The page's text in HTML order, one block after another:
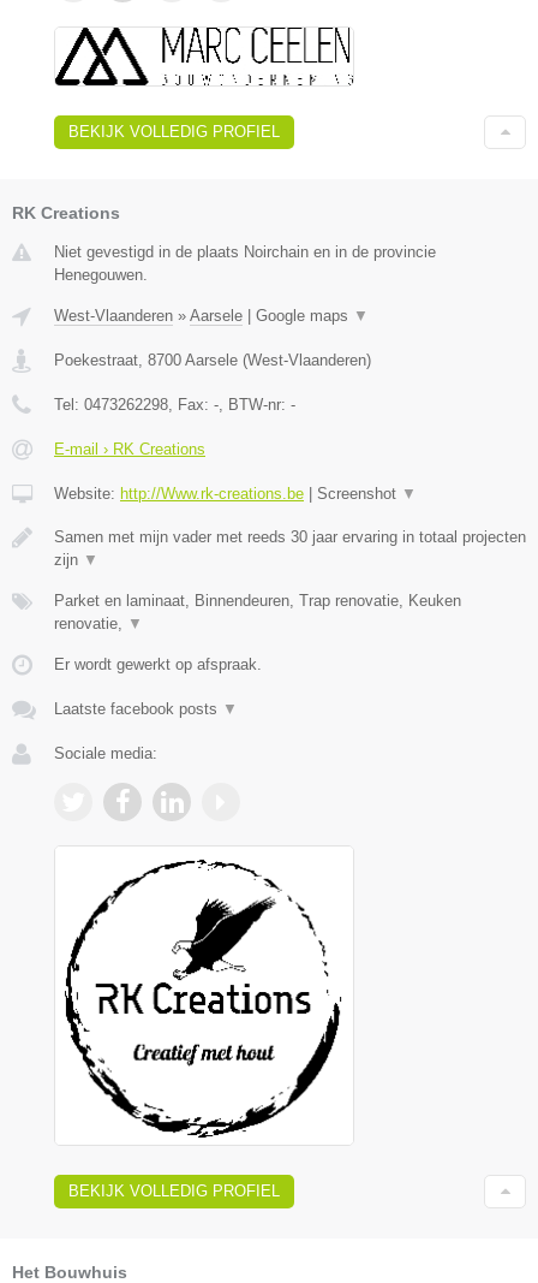
BEKIJK VOLLEDIG PROFIEL
RK Creations
Niet gevestigd in de plaats Noirchain en in de provincie
Henegouwen.
West-Vlaanderen » Aarsele | Google maps ▼
Poekestraat 8700 Aarsele (West-Vlaanderen)
Tel: 0473262298 , Fax: - , BTW-nr: -
E-mail › RK Creations
Website: http://Www.rk-creations.be | Screenshot ▼
Samen met mijn vader met reeds 30 jaar ervaring in totaal projecten
zijn ▼
Parket en laminaat, Binnendeuren, Trap renovatie, Keuken
renovatie,
▼
Er wordt gewerkt op afspraak.
Laatste facebook posts ▼
Sociale media:
BEKIJK VOLLEDIG PROFIEL
Het Bouwhuis